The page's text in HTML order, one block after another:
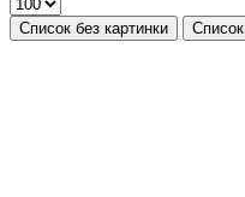
Список без картинки